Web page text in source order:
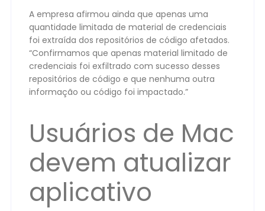
A empresa afirmou ainda que apenas uma
quantidade limitada de material de credenciais
foi extraída dos repositórios de código afetados.
“Confirmamos que apenas material limitado de
credenciais foi exfiltrado com sucesso desses
repositórios de código e que nenhuma outra
informação ou código foi impactado.”
Usuários de Mac
devem atualizar
aplicativo